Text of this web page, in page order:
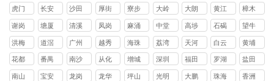
镇
镇
镇
镇
镇
镇
镇
镇
虎门
镇
长安
镇
沙田
镇
厚街
镇
寮步
镇
大岭
山镇
大朗
镇
黄江
镇
樟木
头镇
谢岗
镇
塘厦
镇
清溪
镇
凤岗
镇
麻涌
镇
中堂
镇
高埗
镇
石碣
镇
望牛
墩镇
洪梅
镇
道滘
镇
广州
越秀
区
海珠
区
荔湾
区
天河
区
白云
区
黄埔
区
花都
区
番禺
区
南沙
区
从化
区
增城
区
深圳
福田
区
罗湖
区
盐田
区
南山
宝安
龙岗
龙华
坪山
光明
大鹏
珠海
香洲